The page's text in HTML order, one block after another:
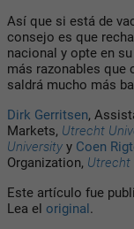
Así que si está de
consejo es que
nacional y opte en
más razonables que
saldrá mucho más
Dirk Gerritsen,
Markets, Utrecht
University y Coen
Organization, Utrecht
Este artículo fue
Lea el original.